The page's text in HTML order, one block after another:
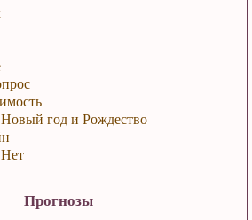
год и Рождество
Прогнозы